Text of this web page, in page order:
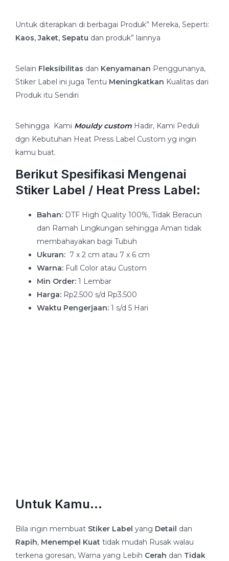
Untuk diterapkan di berbagai Produk” Mereka, Seperti:
Kaos, Jaket, Sepatu dan produk” lainnya
Selain Fleksibilitas dan Kenyamanan Penggunanya,
Stiker Label ini juga Tentu Meningkatkan Kualitas dari
Produk itu Sendiri
Sehingga Kami Mouldy custom Hadir, Kami Peduli
dgn Kebutuhan Heat Press Label Custom yg ingin
kamu buat.
Berikut Spesifikasi Mengenai
Stiker Label / Heat Press Label:
Bahan: DTF High Quality 100%, Tidak Beracun
dan Ramah Lingkungan sehingga Aman tidak
membahayakan bagi Tubuh
Ukuran: 7 x 2 cm atau 7 x 6 cm
Warna: Full Color atau Custom
Min Order: 1 Lembar
Harga: Rp2.500 s/d Rp3.500
Waktu Pengerjaan: 1 s/d 5 Hari
Untuk Kamu...
Bila ingin membuat Stiker Label yang Detail dan
Rapih, Menempel Kuat tidak mudah Rusak walau
terkena goresan, Warna yang Lebih Cerah dan Tidak